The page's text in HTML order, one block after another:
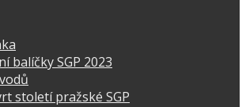
balíčky SGP 2023
století pražské SGP